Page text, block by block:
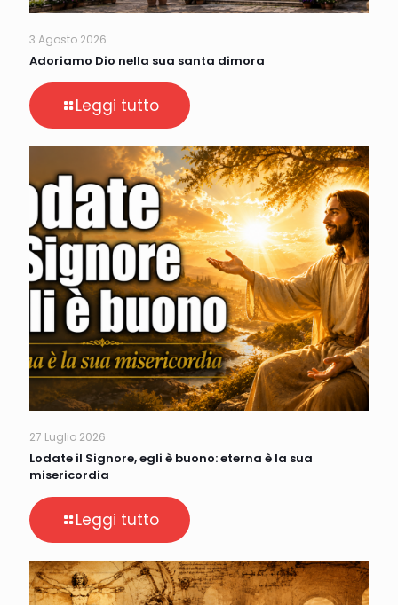
3 Agosto 2026
Adoriamo Dio nella sua santa dimora
Leggi tutto
27 Luglio 2026
Lodate il Signore, egli è buono: eterna è la sua
misericordia
Leggi tutto